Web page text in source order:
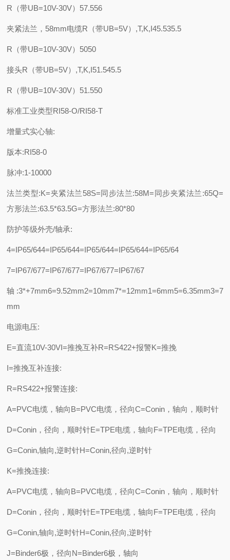
R（带UB=10V-30V）57.556
夹紧法兰，58mm电缆R（带UB=5V）,T,K,I45.535.5
R（带UB=10V-30V）5050
接头R（带UB=5V）,T,K,I51.545.5
R（带UB=10V-30V）51.550
标准工业类型RI58-O/RI58-T
增量式实心轴:
版本:RI58-0
脉冲:1-10000
法兰类型:K=夹紧法兰58S=同步法兰:58M=同步夹紧法兰:65Q=
方形法兰:63.5*63.5G=方形法兰:80*80
防护等级外壳/轴承:
4=IP65/644=IP65/644=IP65/644=IP65/644=IP65/64
7=IP67/677=IP67/677=IP67/677=IP67/67
轴:3*+7mm6=9.52mm2=10mm7*=12mm1=6mm5=6.35mm3=7
mm
电源电压:
E=直流10V-30VI=推挽互补R=RS422+报警K=推挽
I=推挽互补连接:
R=RS422+报警连接:
A=PVC电缆，轴向B=PVC电缆，径向C=Conin，轴向，顺时针
D=Conin，径向，顺时针E=TPE电缆，轴向F=TPE电缆，径向
G=Conin,轴向,逆时针H=Conin,径向,逆时针
K=推挽连接:
A=PVC电缆，轴向B=PVC电缆，径向C=Conin，轴向，顺时针
D=Conin，径向，顺时针E=TPE电缆，轴向F=TPE电缆，径向
G=Conin,轴向,逆时针H=Conin,径向,逆时针
J=Binder6极，径向N=Binder6极，轴向